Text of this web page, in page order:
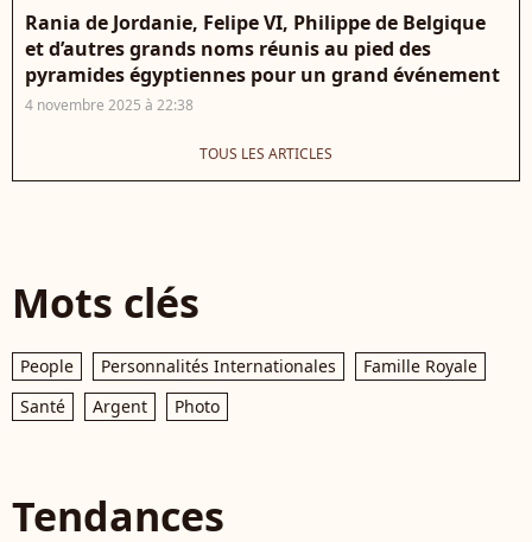
Rania de Jordanie, Felipe VI, Philippe de Belgique
et d’autres grands noms réunis au pied des
pyramides égyptiennes pour un grand événement
4 novembre 2025 à 22:38
TOUS LES ARTICLES
Mots clés
People Personnalités Internationales
Famille Royale
Santé
Argent Photo
Tendances